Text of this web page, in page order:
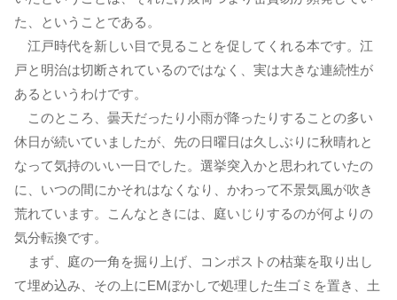
た、ということである。
江戸時代を新しい目で見ることを促してくれる本です。江
戸と明治は切断されているのではなく、実は大きな連続性が
あるというわけです。
このところ、曇天だったり小雨が降ったりすることの多い
休日が続いていましたが、先の日曜日は久しぶりに秋晴れと
なって気持のいい一日でした。選挙突入かと思われていたの
に、いつの間にかそれはなくなり、かわって不景気風が吹き
荒れています。こんなときには、庭いじりするのが何よりの
気分転換です。
まず、庭の一角を掘り上げ、コンポストの枯葉を取り出し
て埋め込み、その上にEMぼかしで処理した生ゴミを置き、土